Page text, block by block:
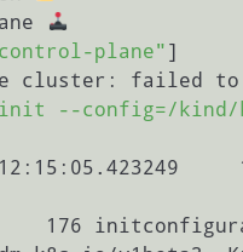
plane" ]
cluster: failed to
init --config=/
176